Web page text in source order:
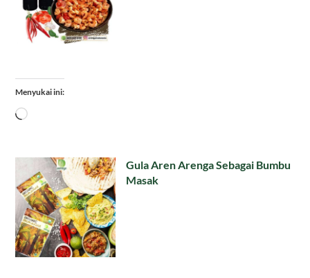
Menyukai ini:
Memuat...
Gula Aren Arenga Sebagai Bumbu
Masak